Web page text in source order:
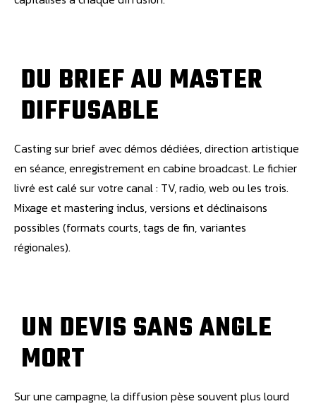
DU BRIEFAU MASTER
DIFFUSABLE
Casting sur brief avec démos dédiées, direction artistique
en séance, enregistrement en cabine broadcast. Le fichier
livré est calé sur votre canal : TV, radio, web ou les trois.
Mixage et mastering inclus, versions et déclinaisons
possibles (formats courts, tags de fin, variantes
régionales).
UN DEVIS SANSANGLE
MORT
Sur une campagne, la diffusion pèse souvent plus lourd